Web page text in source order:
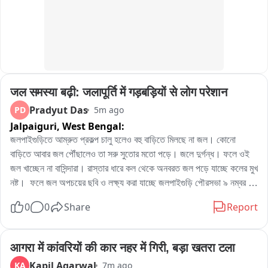
जल समस्या बढ़ी: जलापूर्ति में गड़बड़ियों से लोग परेशान
PD Pradyut Das 5m ago
Jalpaiguri, West Bengal:
জলপাইগুড়িতে আম্রুত প্রকল্প চালু হলেও বহু বাড়িতে মিলছে না জল। কোনো
বাড়িতে আবার জল পৌঁছালেও তা সরু সুতোর মতো পড়ে। জলে দুর্গন্ধ। ফলে ওই
জল খাচ্ছেন না বাসিন্দারা। রাস্তার ধারে কল থেকে অনবরত জল পড়ে যাচ্ছে কলের মুখ
নষ্ট।  ফলে জল অপচয়ের ছবি ও লক্ষ্য করা যাচ্ছে জলপাইগুড়ি পৌরসভা ৯ নম্বর
সাধারণ মানুষ যেমন ক্ষোভ উগরে দিচ্ছেন, তেমনই বিরোধী কাউন্সিলাররাও তোপ
শহর সংলগ্ন পাহাড়পুর গ্রাম পঞ্চায়েতের উত্তর বালাপাড়া এলাকাতে তীব্র জন কষ্ট।
0 0 Share Report
आगरा में कांवरियों की कार नहर में गिरी, बड़ा खतरा टला
KA 7m ago